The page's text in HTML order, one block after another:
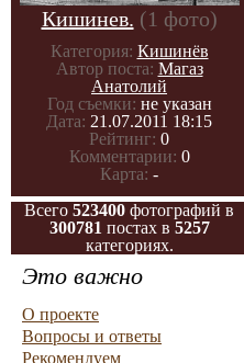
Кишинев. (1 фото)
Категория: Кишинёв
Автор поста: Магаз
Анатолий
Год съемки: не указан
Дата: 21.07.2011 18:15
Рейтинг: 0
Комментарии: 0
Карта: -
Всего 523400 фотографий в
300781 постах в 5257
категориях.
Это важно
О проекте
Вопросы и ответы
Рекомендуем